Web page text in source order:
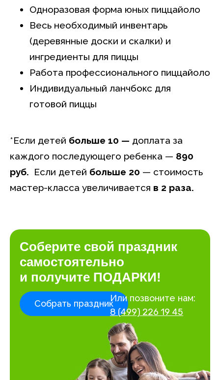
Одноразовая форма юных пиццайоло
Весь необходимый инвентарь
(деревянные доски и скалки) и
ингредиенты для пиццы
Работа профессионального пиццайоло
Индивидуальный ланчбокс для
готовой пиццы
*Если детей больше 10 — доплата за
каждого последующего ребенка — 890
руб. Если детей больше 20 — стоимость
мастер-класса увеличивается в 2 раза.
Соберите свой праздник
самостоятельно
и получите ПОДАРКИ!
Собрать праздник
Или позвоните нам:
8 (499) 226 19 45